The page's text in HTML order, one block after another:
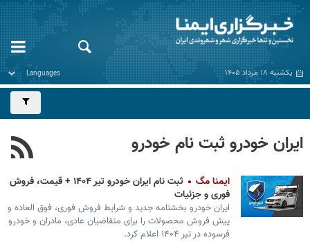
یکشنبه ۱۸ مرداد ۱۴۰۵
ایران خودرو ثبت نام خودرو
ایمنا مگ
ثبت نام ایران خودرو تیر ۱۴۰۴ + قیمت، فروش
فوری و جزئیات
ایران خودرو بخشنامه جدید و شرایط فروش فوری، فوق العاده و
پیش فروش محصولات را برای متقاضیان عادی، مادران و خودرو
فرسوده در تیر ۱۴۰۴ اعلام کرد.